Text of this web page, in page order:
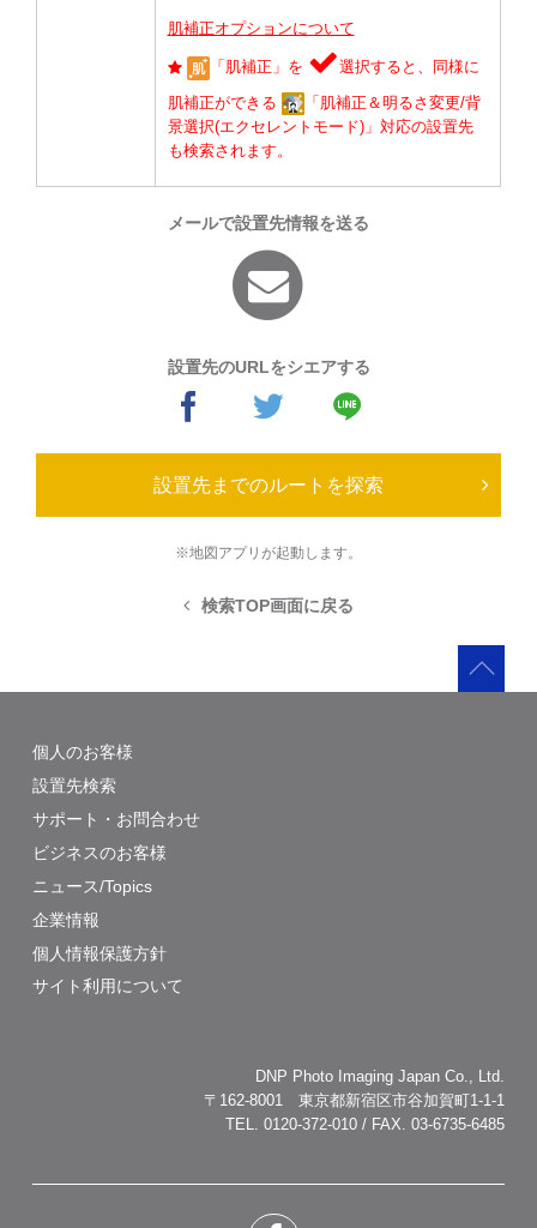
肌補正オプションについて
「肌補正」を
選択すると、同様に
肌補正ができる
「肌補正＆明るさ変更/背
景選択(エクセレントモード)」対応の設置先
も検索されます。
メールで設置先情報を送る
設置先のURLをシエアする
設置先までのルートを探索
※地図アプリが起動します。
検索TOP画面に戻る
個人のお客様
設置先検索
サポート・お問合わせ
ビジネスのお客様
ニュース/Topics
企業情報
個人情報保護方針
サイト利用について
DNP Photo Imaging Japan Co., Ltd.
〒162-8001 東京都新宿区市谷加賀町1-1-1
TEL. 0120-372-010 / FAX. 03-6735-6485